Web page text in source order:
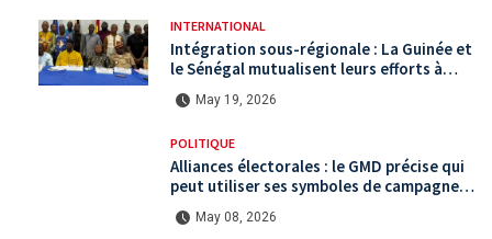
INTERNATIONAL
Intégration sous-régionale : La Guinée et
le Sénégal mutualisent leurs efforts à
Koundara via le programme RéZo
May 19, 2026
POLITIQUE
Alliances électorales : le GMD précise qui
peut utiliser ses symboles de campagne
avant le scrutin du 31 mai
May 08, 2026